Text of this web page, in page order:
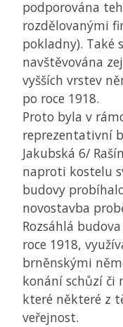
podporována
rozdělovanými
pokladny). Také
navštěvována
vyšších vrstev
po roce 1918.
Proto byla v
reprezentativní
Jakubská 6/
naproti kostelu
budovy
novostavba
Rozsáhlá
roce 1918,
brněnskými
konání schůzí či
které některé z
veřejnost.